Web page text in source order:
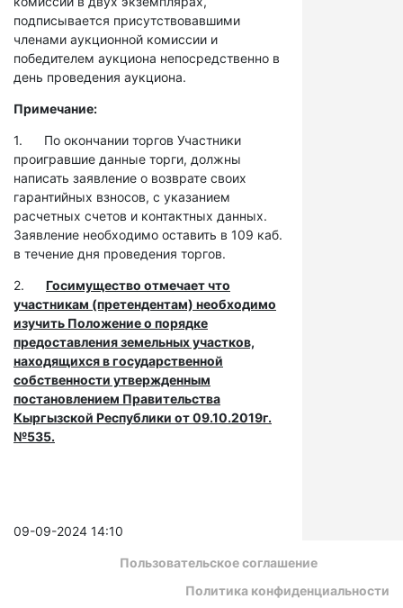
подписывается присутствовавшими
членами аукционной комиссии и
победителем аукциона непосредственно в
день проведения аукциона.
Примечание:
1. По окончании торгов Участники
проигравшие данные торги, должны
написать заявление о возврате своих
гарантийных взносов, с указанием
расчетных счетов и контактных данных.
Заявление необходимо оставить в 109 каб.
в течение дня проведения торгов.
2. Госимущество отмечает что
участникам (претендентам) необходимо
изучить Положение о порядке
предоставления земельных участков,
находящихся в государственной
собственности утвержденным
постановлением Правительства
Кыргызской Республики от 09.10.2019г.
№535.
09-09-2024 14:10
Пользовательское соглашение
Политика конфиденциальности